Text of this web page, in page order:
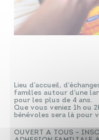
Lieu d’accueil,
familles autour d’une
pour les plus de 4 ans.
Que vous veniez 1h ou
bénévoles sera là pour
OUVERT A TOUS –